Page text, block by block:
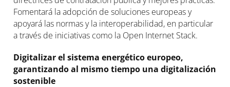
Fomentará la adopción de soluciones europeas y
apoyará las normas y la interoperabilidad, en particular
a través de iniciativas como la Open Internet Stack.
Digitalizar el sistema energético europeo,
garantizando al mismo tiempo una digitalización
sostenible